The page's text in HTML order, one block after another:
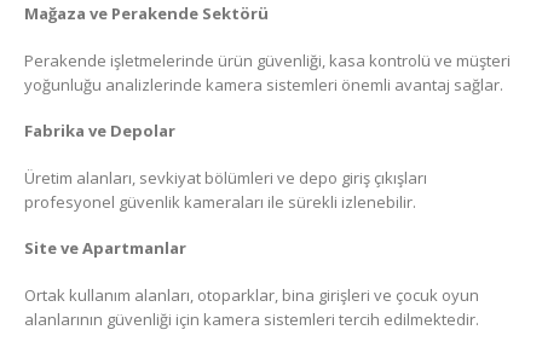
Mağaza ve Perakende Sektörü
Perakende işletmelerinde ürün güvenliği, kasa kontrolü ve müşteri
yoğunluğu analizlerinde kamera sistemleri önemli avantaj sağlar.
Fabrika ve Depolar
Üretim alanları, sevkiyat bölümleri ve depo giriş çıkışları
profesyonel güvenlik kameraları ile sürekli izlenebilir.
Site ve Apartmanlar
Ortak kullanım alanları, otoparklar, bina girişleri ve çocuk oyun
alanlarının güvenliği için kamera sistemleri tercih edilmektedir.